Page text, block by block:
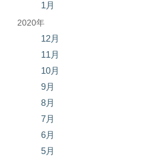
1月
2020年
12月
11月
10月
9月
8月
7月
6月
5月